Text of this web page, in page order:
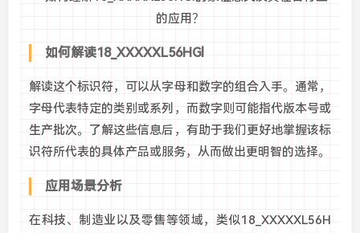
如何解读18_XXXXXL56HGl
解读这个标识符，可以从字母和数字的组合入手。通常，
字母代表特定的类别或系列，而数字则可能指代版本号或
生产批次。了解这些信息后，有助于我们更好地掌握该标
识符所代表的具体产品或服务，从而做出更明智的选择。
应用场景分析
在科技、制造业以及零售等领域，类似18_XXXXXL56H